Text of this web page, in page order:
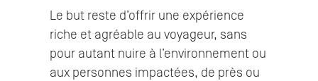
Le but reste d’offrir une expérience
riche et agréable au voyageur, sans
pour autant nuire à l’environnement ou
aux personnes impactées, de près ou